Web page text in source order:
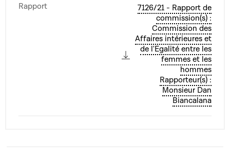
Rapport
7126/21 - Rapport de
commission(s) :
Commission des
Affaires intérieures et
de l'Egalité entre les
femmes et les
hommes
Rapporteur(s) :
Monsieur Dan
Biancalana